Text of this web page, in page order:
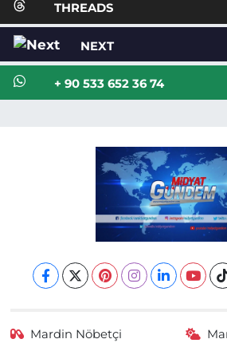
THREADS
NEXT
+ 90 533 652 36 74
Mardin Nöbetçi